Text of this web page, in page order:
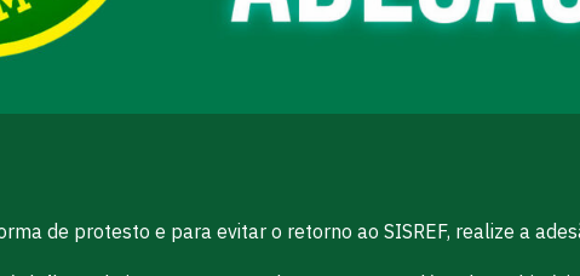
de protesto e para evitar o retorno ao SISREF, realize a